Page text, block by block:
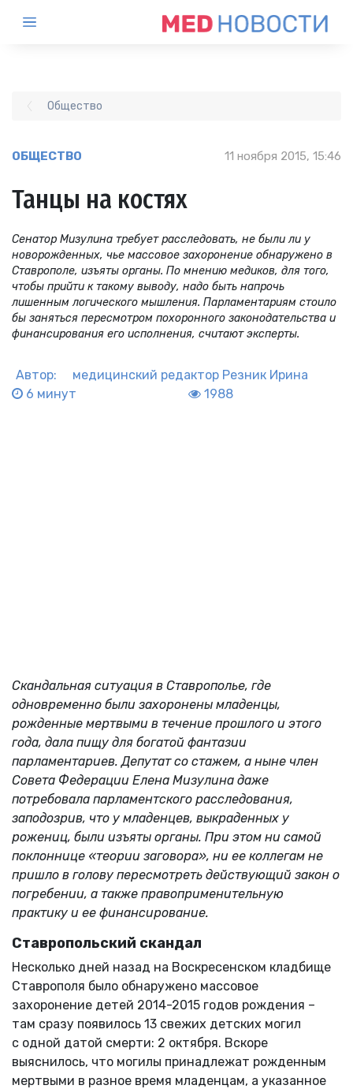
Общество
ОБЩЕСТВО 11 ноября 2015, 15:46
Танцы на костях
Сенатор Мизулина требует расследовать, не были ли у
новорожденных, чье массовое захоронение обнаружено в
Ставрополе, изъяты органы. По мнению медиков, для того,
чтобы прийти к такому выводу, надо быть напрочь
лишенным логического мышления. Парламентариям стоило
бы заняться пересмотром похоронного законодательства и
финансирования его исполнения, считают эксперты.
Автор: медицинский редактор Резник Ирина
6 минут
1988
Скандальная ситуация в Ставрополье, где
одновременно были захоронены младенцы,
рожденные мертвыми в течение прошлого и этого
года, дала пищу для богатой фантазии
парламентариев. Депутат со стажем, а ныне член
Совета Федерации Елена Мизулина даже
потребовала парламентского расследования,
заподозрив, что у младенцев, выкраденных у
рожениц, были изъяты органы. При этом ни самой
поклоннице «теории заговора», ни ее коллегам не
пришло в голову пересмотреть действующий закон о
погребении, а также правоприменительную
практику и ее финансирование.
Ставропольский скандал
Несколько дней назад на Воскресенском кладбище
Ставрополя было обнаружено массовое
захоронение детей 2014-2015 годов рождения –
там сразу появилось 13 свежих детских могил
с одной датой смерти: 2 октября. Вскоре
выяснилось, что могилы принадлежат рожденным
мертвыми в разное время младенцам, а указанное